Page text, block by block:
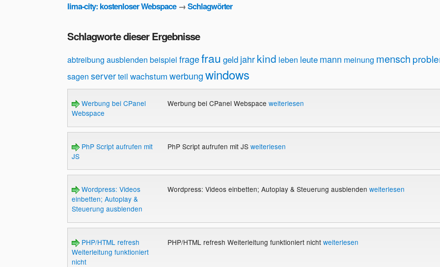
lima-city: kostenloser Webspace→Schlagwörter
Schlagworte dieser Ergebnisse
abtreibung ausblenden beispiel fragefrau geld jahrkind leben leute mann meinung mensch
sagen serverteil wachstum werbungwindows
Werbung bei CPanel
Webspace
Werbung bei CPanel Webspace weiterlesen
PhP Script aufrufen mit
JS
PhP Script aufrufen mit JS weiterlesen
Wordpress: Videos
einbetten; Autoplay &
Steuerung ausblenden
Wordpress: Videos einbetten; Autoplay & Steuerung ausblenden weiterlesen
PHP/HTML refresh
Weiterleitung funktioniert
nicht
PHP/HTML refresh Weiterleitung funktioniert nicht weiterlesen